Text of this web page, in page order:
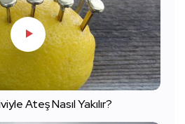
Ateş Nasıl Yakılır?